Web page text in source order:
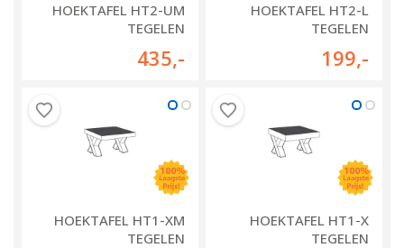
HOEKTAFEL HT2-UM
TEGELEN
435,-
HOEKTAFEL HT2-L
TEGELEN
199,-
HOEKTAFEL HT1-XM
TEGELEN
HOEKTAFEL HT1-X
TEGELEN